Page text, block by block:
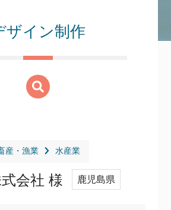
ザイン制作
産・漁業 水産業
会社 様 鹿児島県